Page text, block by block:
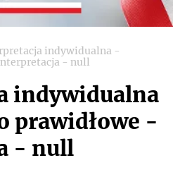
indywidualna -
- null
indywidualna
prawidłowe -
- null